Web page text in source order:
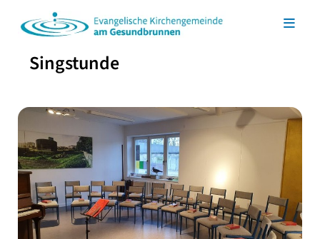
Singstunde